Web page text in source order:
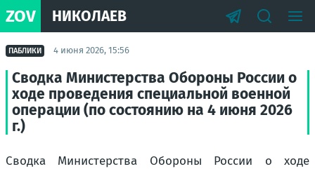
ZOV НИКОЛАЕВ
ПАБЛИКИ 4 июня 2026, 15:56
Сводка Министерства Обороны России о
ходе проведения специальной военной
операции (по состоянию на 4 июня 2026
г.)
Сводка Министерства Обороны России о ходе